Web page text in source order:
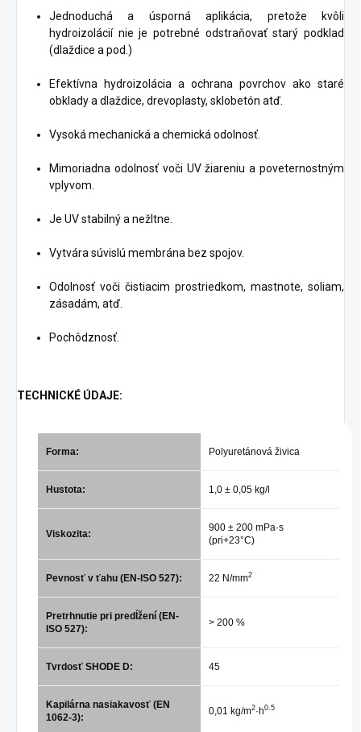
Jednoduchá a úsporná aplikácia, pretože kvôli
hydroizolácií nie je potrebné odstraňovať starý podklad
(dlaždice a pod.)
Efektívna hydroizolácia a ochrana povrchov ako staré
obklady a dlaždice, drevoplasty, sklobetón atď.
Vysoká mechanická a chemická odolnosť.
Mimoriadna odolnosť voči UV žiareniu a poveternostným
vplyvom.
Je UV stabilný a nežltne.
Vytvára súvislú membrána bez spojov.
Odolnosť voči čistiacim prostriedkom, mastnote, soliam,
zásadám, atď.
Pochôdznosť.
TECHNICKÉ ÚDAJE:
Forma: Polyuretánová živica
Hustota: 1,0 ± 0,05 kg/l
Viskozita:
900 ± 200 mPa·s
(pri+23°C)
Pevnosť v ťahu (EN-ISO 527): 22 N/mm2
Pretrhnutie pri predĺžení (EN-
ISO 527):
> 200 %
Tvrdosť SHODE D: 45
Kapilárna nasiakavosť (EN
1062-3):
0,01 kg/m2·h0.5